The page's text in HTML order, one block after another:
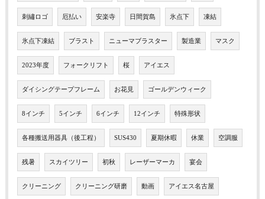
刺繡ロゴ 厄払い 安楽寺 日間賀島 氷点下 凍結
氷点下凍結 ブラスト ニューマブラスター 製造業 マスク
2023年度 フォークリフト 桜 アイエス
ダイシングテープフレーム お花見 ゴールデンウィーク
8インチ 5インチ 6インチ 12インチ 特殊形状
各種搬送用器具（後工程） SUS430 夏期休暇 休業 空調服
残暑 スカイツリー 初秋 レーザーマーカ 宴会
クリーニング クリーニング研磨 動画 アイエス名古屋